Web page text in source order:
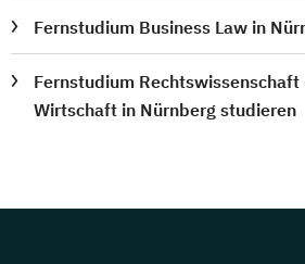
Fernstudium Business Law in
Fernstudium
Wirtschaft in Nürnberg studieren